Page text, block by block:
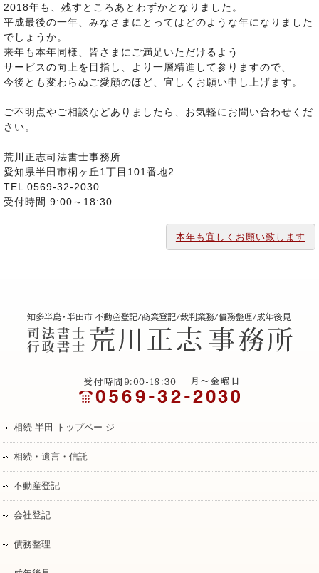
2018年も、残すところあとわずかとなりました。
平成最後の一年、みなさまにとってはどのような年になりました
でしょうか。
来年も本年同様、皆さまにご満足いただけるよう
サービスの向上を目指し、より一層精進して参りますので、
今後とも変わらぬご愛顧のほど、宜しくお願い申し上げます。
ご不明点やご相談などありましたら、お気軽にお問い合わせくだ
さい。
荒川正志司法書士事務所
愛知県半田市桐ヶ丘1丁目101番地2
TEL 0569-32-2030
受付時間 9:00～18:30
本年も宜しくお願い致します
相続 半田 トップペー ジ
相続・遺言・信託
不動産登記
会社登記
債務整理